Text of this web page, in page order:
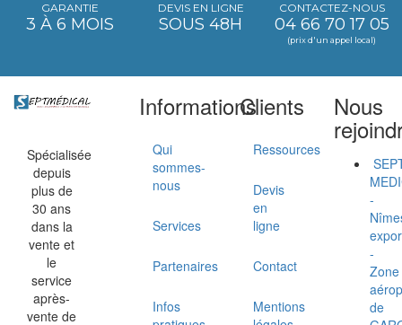
GARANTIE
3 À 6 MOIS
DEVIS EN LIGNE
SOUS 48H
CONTACTEZ-NOUS
04 66 70 17 05
(prix d'un appel local)
Spécialisée
depuis
plus de
30 ans
dans la
vente et
le
service
après-
vente de
Informations
Qui
sommes-
nous
Services
Partenaires
Infos
Clients
Ressources
Devis
en
ligne
Contact
Mentions
Nous
-
-
Zone
de